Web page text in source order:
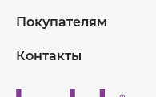
Покупателям
Контакты